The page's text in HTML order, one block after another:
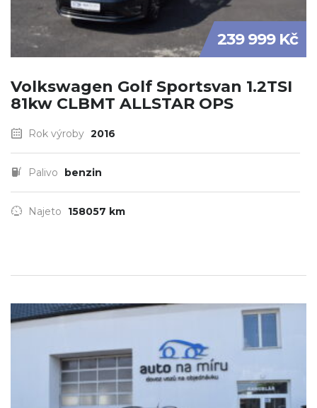
239 999 Kč
Volkswagen Golf Sportsvan 1.2TSI
81kw CLBMT ALLSTAR OPS
Rok výroby 2016
Palivo benzin
Najeto 158057 km